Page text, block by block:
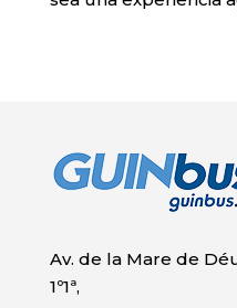
Av. de la Mare de
1º1ª,